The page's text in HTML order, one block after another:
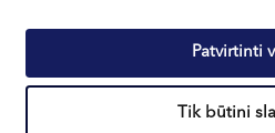
Patvirtinti
Tik būtini